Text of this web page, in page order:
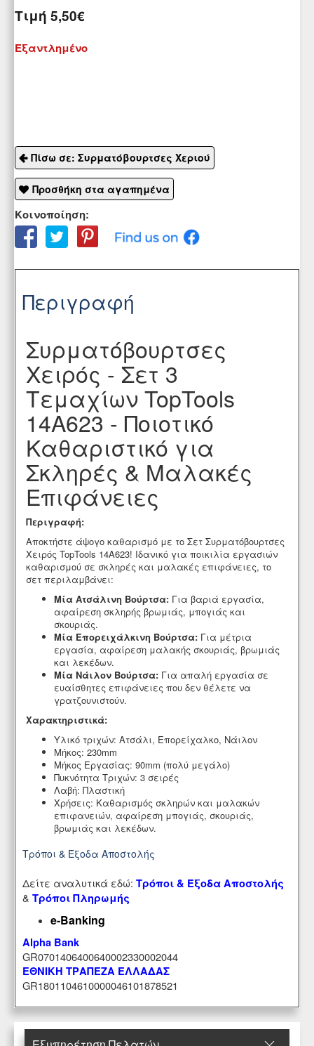
Τιμή 5,50€
Εξαντλημένο
Πίσω σε: Συρματόβουρτσες Χεριού
Προσθήκη στα αγαπημένα
Κοινοποίηση:
Περιγραφή
Συρματόβουρτσες
Χειρός - Σετ 3
Τεμαχίων TopTools
14A623 - Ποιοτικό
Καθαριστικό για
Σκληρές & Μαλακές
Επιφάνειες
Περιγραφή:
Αποκτήστε άψογο καθαρισμό με το Σετ Συρματόβουρτσες
Χειρός TopTools 14A623! Ιδανικό για ποικιλία εργασιών
καθαρισμού σε σκληρές και μαλακές επιφάνειες, το
σετ περιλαμβάνει:
Μία Ατσάλινη Βούρτσα: Για βαριά εργασία,
αφαίρεση σκληρής βρωμιάς, μπογιάς και
σκουριάς.
Μία Επορειχάλκινη Βούρτσα: Για μέτρια
εργασία, αφαίρεση μαλακής σκουριάς, βρωμιάς
και λεκέδων.
Μία Νάιλον Βούρτσα: Για απαλή εργασία σε
ευαίσθητες επιφάνειες που δεν θέλετε να
γρατζουνιστούν.
Χαρακτηριστικά:
Υλικό τριχών: Ατσάλι, Επορείχαλκο, Νάιλον
Μήκος: 230mm
Μήκος Εργασίας: 90mm (πολύ μεγάλο)
Πυκνότητα Τριχών: 3 σειρές
Λαβή: Πλαστική
Χρήσεις: Καθαρισμός σκληρών και μαλακών
επιφανειών, αφαίρεση μπογιάς, σκουριάς,
βρωμιάς και λεκέδων.
Τρόποι & Έξοδα Αποστολής
Δείτε αναλυτικά εδώ: Τρόποι & Έξοδα Αποστολής
& Τρόποι Πληρωμής
e-Banking
Alpha Bank
GR0701406400640002330002044
ΕΘΝΙΚΗ ΤΡΑΠΕΖΑ ΕΛΛΑΔΑΣ
GR1801104610000046101878521